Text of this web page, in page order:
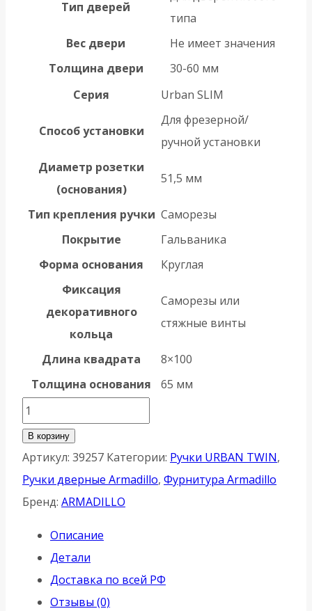
Тип дверей
типа
Вес двери
Не имеет значения
Толщина двери
30-60 мм
Серия
Urban SLIM
Способ установки
Для фрезерной/
ручной установки
Диаметр розетки
(основания)
51,5 мм
Тип крепления ручки Саморезы
Покрытие
Гальваника
Форма основания
Круглая
Фиксация
декоративного
кольца
Саморезы или
стяжные винты
Длина квадрата
8×100
Толщина основания
65 мм
Количество
товара
Ручка
Armadillo
(Армадилло)
TWIN
URS
BL-
В корзину
Артикул: 39257 Категории: Ручки URBAN TWIN,
Ручки дверные Armadillo, Фурнитура Armadillo
Бренд: ARMADILLO
Описание
Детали
Доставка по всей РФ
Отзывы (0)